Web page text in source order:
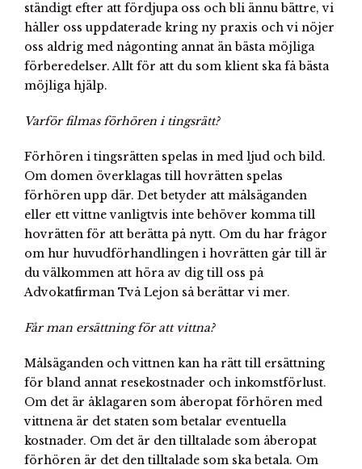
ständigt efter att fördjupa oss och bli ännu bättre, vi
håller oss uppdaterade kring ny praxis och vi nöjer
oss aldrig med någonting annat än bästa möjliga
förberedelser. Allt för att du som klient ska få bästa
möjliga hjälp.
Varför filmas förhören i tingsrätt?
Förhören i tingsrätten spelas in med ljud och bild.
Om domen överklagas till hovrätten spelas
förhören upp där. Det betyder att målsäganden
eller ett vittne vanligtvis inte behöver komma till
hovrätten för att berätta på nytt. Om du har frågor
om hur huvudförhandlingen i hovrätten går till är
du välkommen att höra av dig till oss på
Advokatfirman Två Lejon så berättar vi mer.
Får man ersättning för att vittna?
Målsäganden och vittnen kan ha rätt till ersättning
för bland annat resekostnader och inkomstförlust.
Om det är åklagaren som åberopat förhören med
vittnena är det staten som betalar eventuella
kostnader. Om det är den tilltalade som åberopat
förhören är det den tilltalade som ska betala. Om